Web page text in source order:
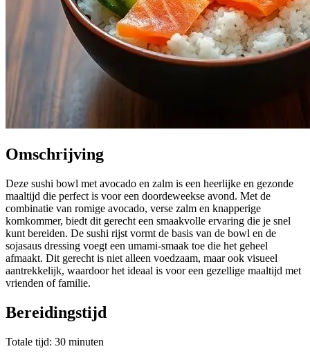
Omschrijving
Deze sushi bowl met avocado en zalm is een heerlijke en gezonde
maaltijd die perfect is voor een doordeweekse avond. Met de
combinatie van romige avocado, verse zalm en knapperige
komkommer, biedt dit gerecht een smaakvolle ervaring die je snel
kunt bereiden. De sushi rijst vormt de basis van de bowl en de
sojasaus dressing voegt een umami-smaak toe die het geheel
afmaakt. Dit gerecht is niet alleen voedzaam, maar ook visueel
aantrekkelijk, waardoor het ideaal is voor een gezellige maaltijd met
vrienden of familie.
Bereidingstijd
Totale tijd: 30 minuten